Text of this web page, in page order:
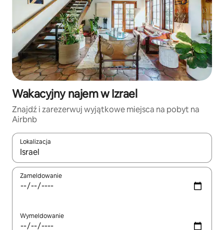
Wakacyjny najem w Izrael
Znajdź i zarezerwuj wyjątkowe miejsca na pobyt na
Airbnb
Lokalizacja
Gdy wyniki będą dostępne, możesz poruszać się po nich za
Zameldowanie
Wymeldowanie